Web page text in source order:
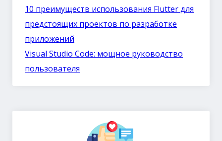
10 преимуществ использования Flutter для
предстоящих проектов по разработке
приложений
Visual Studio Code: мощное руководство
пользователя